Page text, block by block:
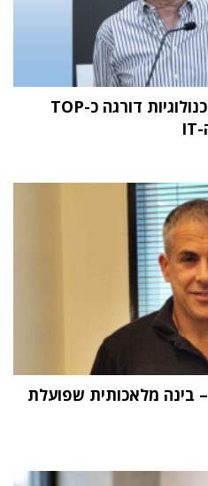
מחקר STKI השנתי: וואן טכנולוגיות דורגה כ-TOP
"העתיד הוא Physical AI – בינה מלאכותית שפועלת